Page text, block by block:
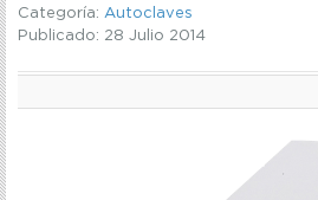
Categoría: Autoclaves
Publicado: 28 Julio 2014